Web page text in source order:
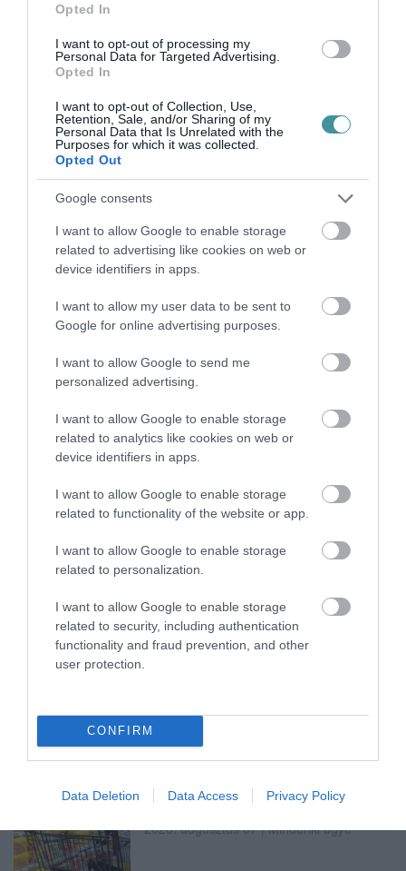
Opted In
I want to opt-out of processing my
Personal Data for Targeted Advertising.
Opted In
I want to opt-out of Collection, Use,
Retention, Sale, and/or Sharing of my
Personal Data that Is Unrelated with the
Purposes for which it was collected.
Opted Out
Google consents
I want to allow Google to enable storage
related to advertising like cookies on web or
device identifiers in apps.
I want to allow my user data to be sent to
Google for online advertising purposes.
I want to allow Google to send me
personalized advertising.
I want to allow Google to enable storage
related to analytics like cookies on web or
device identifiers in apps.
I want to allow Google to enable storage
related to functionality of the website or app.
I want to allow Google to enable storage
related to personalization.
I want to allow Google to enable storage
related to security, including authentication
functionality and fraud prevention, and other
user protection.
CONFIRM
Data Deletion Data Access Privacy Policy
ELNÖKNEK A TISZA
2026. augusztus 08|Mindenki ügye
ÚJ MAGYAR KÜLÜGYI STRATÉGIA KÉSZÜL,
TELJES SZAKÍTÁS JÖN A...
2026. augusztus 08|Mindenki ügye
TATA ELBŰVÖLŐ LÁTVÁNYOSSÁGAI,
AMIKÉRT ÉRDEMES MEGNÉZNI
TÖBB MINT EGY HÓNAP IS LEHET, MIRE
TELJESEN ÚJRAINDUL A P...
2026. augusztus 07
TANULJ NÉMETÜL OTTHONRÓL: A
DIGITÁLIS TANULÁS ELŐNYEI
2026. augusztus 07
ÚJRAINDULNAK A KORÁBBAN
TÍZ ÉVE NEM VOLT ILYEN ALACSONY AZ
2026. augusztus 07|Mindenki ügye